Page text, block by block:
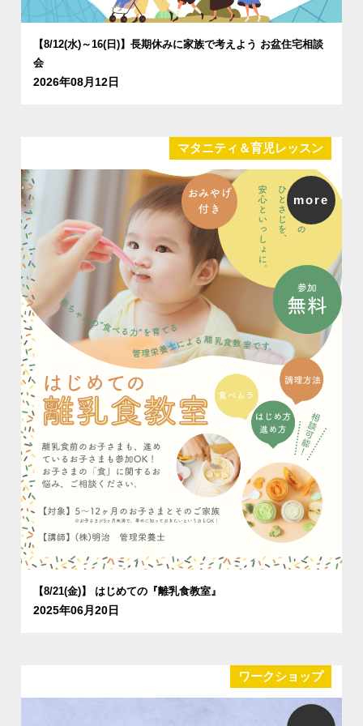
【8/12(水)～16(日)】長期休みに家族で考えよう お盆住宅相談
会
2026年08月12日
マタニティ＆育児レッスン
【8/21(金)】 はじめての『離乳食教室』
2025年06月20日
more
ワークショップ